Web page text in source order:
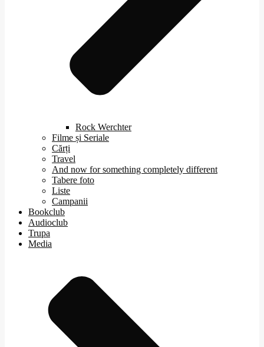
Rock Werchter
Filme și Seriale
Cărți
Travel
And now for something completely different
Tabere foto
Liste
Campanii
Bookclub
Audioclub
Trupa
Media